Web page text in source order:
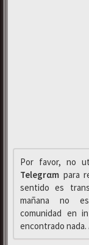
Por favor, no
Telegrαm para
sentido es
mañana no
comunidad en
encontrado nada.